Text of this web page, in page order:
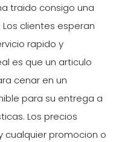
traido consigo una
clientes esperan
rapido y
es que un articulo
cenar en un
para su entrega a
Los precios
promocion o